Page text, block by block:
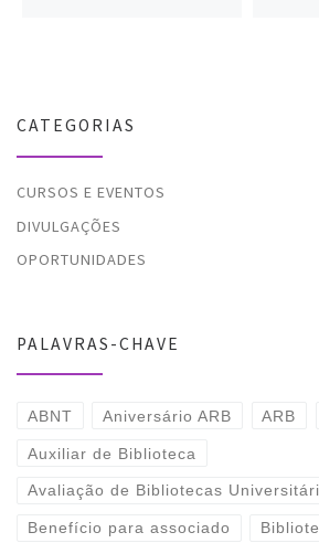
CATEGORIAS
CURSOS E EVENTOS
DIVULGAÇÕES
OPORTUNIDADES
PALAVRAS-CHAVE
ABNT Aniversário ARB ARB
Auxiliar de Biblioteca
Avaliação de Bibliotecas
Benefício para associado